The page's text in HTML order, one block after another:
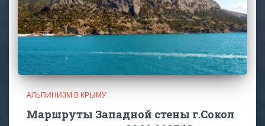
АЛЬПИНИЗМ В КРЫМУ
Маршруты Западной стены г.Сокол